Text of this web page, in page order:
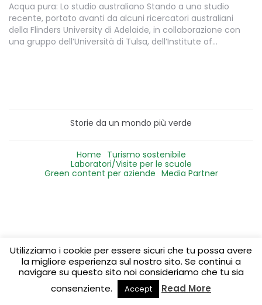
Acqua pura: Lo studio australiano Stando a uno studio
recente, portato avanti da alcuni ricercatori australiani
della Flinders University di Adelaide, in collaborazione con
una gruppo dell’Università di Tulsa, dell’Institute of…
Storie da un mondo più verde
Home Turismo sostenibile
Laboratori/Visite per le scuole
Green content per aziende Media Partner
Utilizziamo i cookie per essere sicuri che tu possa avere
la migliore esperienza sul nostro sito. Se continui a
navigare su questo sito noi consideriamo che tu sia
consenziente.
Accept Read More